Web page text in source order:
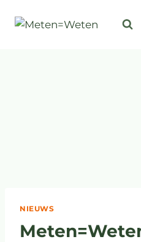
NIEUWS